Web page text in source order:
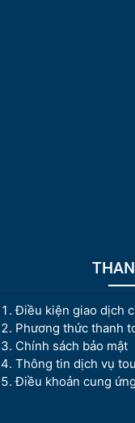
Điều kiện giao dịch
Phương thức thanh
Chính sách bảo mật
Thông tin dịch vụ
Điều khoản cung